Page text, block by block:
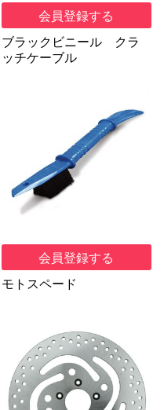
会員登録する
ブラックビニール クラ
ッチケーブル
会員登録する
モトスペード